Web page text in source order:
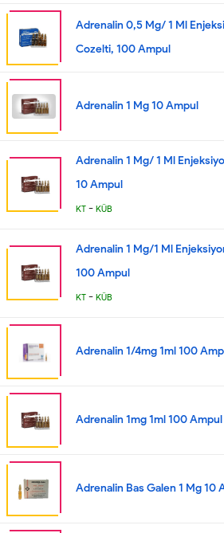
Adrenalin 0,5 Mg/ 1 Ml
Cozelti, 100 Ampul
Adrenalin 1 Mg 10 Ampul
Adrenalin 1 Mg/ 1 Ml
10 Ampul
KT - KÜB
Adrenalin 1 Mg/1 Ml
100 Ampul
KT - KÜB
Adrenalin 1/4mg 1ml 100
Adrenalin 1mg 1ml 100 Ampul
Adrenalin Bas Galen 1 Mg 10